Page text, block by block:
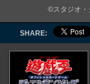
©スタジオ・
SHARE: